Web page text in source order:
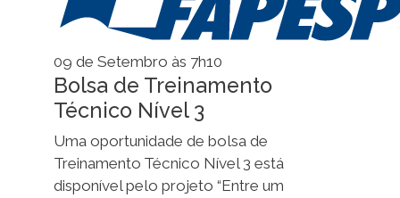
09 de Setembro às 7h10
Bolsa de Treinamento
Técnico Nível 3
Uma oportunidade de bolsa de
Treinamento Técnico Nível 3 está
disponível pelo projeto “Entre um